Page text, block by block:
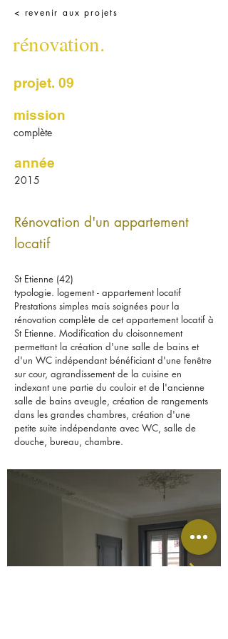
< revenir aux projets
rénovation.
projet. 09
mission
complète
année
2015
Rénovation d'un appartement
locatif
St Etienne (42)
typologie. logement - appartement locatif
Prestations simples mais soignées pour la
rénovation complète de cet appartement locatif à
St Etienne. Modification du cloisonnement
permettant la création d'une salle de bains et
d'un WC indépendant bénéficiant d'une fenêtre
sur cour, agrandissement de la cuisine en
indexant une partie du couloir et de l'ancienne
salle de bains aveugle, création de rangements
dans les grandes chambres, création d'une
petite suite indépendante avec WC, salle de
douche, bureau, chambre.